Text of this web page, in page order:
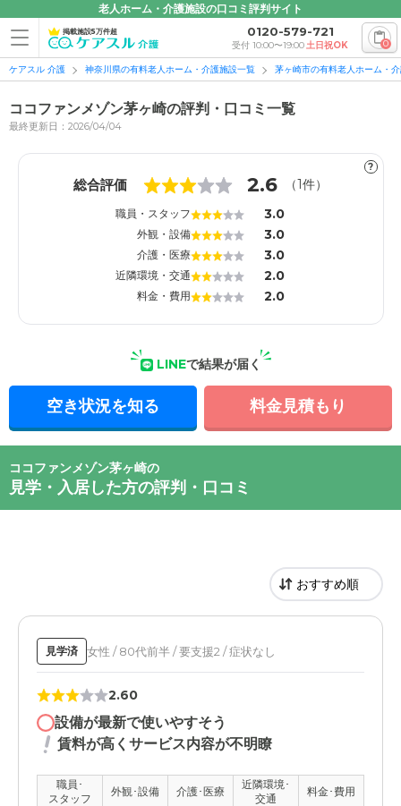
老人ホーム・介護施設の口コミ評判サイト
掲載施設5万件超 0120-579-721
受付 10:00〜19:00土日祝OK 0
ケアスル 介護 神奈川県の有料老人ホーム・介護施設一覧 茅ヶ崎市の有料老人ホーム・
ココファンメゾン茅ヶ崎の評判・口コミ一覧
最終更新日：2026/04/04
?
総合評価 2.6 （1件）
職員・スタッフ 3.0
外観・設備 3.0
介護・医療 3.0
近隣環境・交通 2.0
料金・費用 2.0
LINEで結果が届く
空き状況を知る 料金見積もり
ココファンメゾン茅ヶ崎の
見学・入居した方の評判・口コミ
見学済 女性 / 80代前半 / 要支援2 / 症状なし
2.60
設備が最新で使いやすそう
賃料が高くサービス内容が不明瞭
職員･
スタッフ
外観･設備 介護･医療
近隣環境･
交通
料金･費用